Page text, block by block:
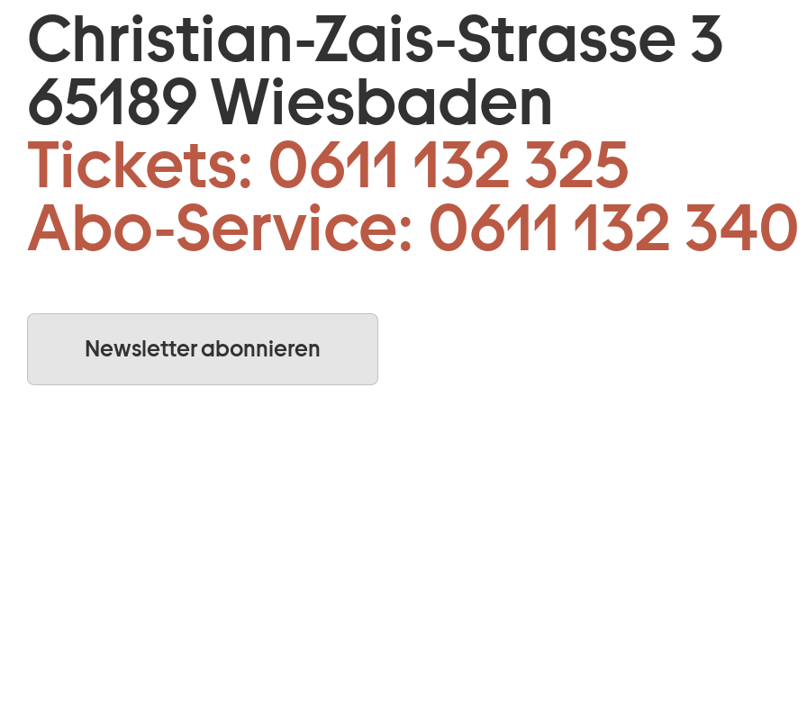
Christian-Zais-Strasse 3
65189 Wiesbaden
Tickets: 0611 132 325
Abo-Service: 0611 132 340
Newsletter abonnieren